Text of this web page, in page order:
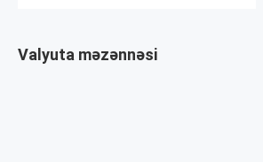
Valyuta məzənnəsi